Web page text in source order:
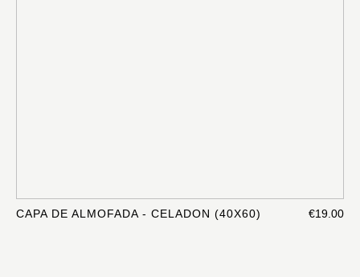
CAPA DE ALMOFADA - CELADON (40X60) €19.00